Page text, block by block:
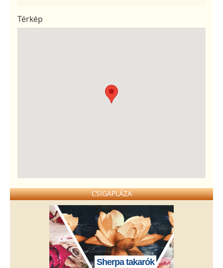
Térkép
CSIGAPLÁZA
Sherpa takarók